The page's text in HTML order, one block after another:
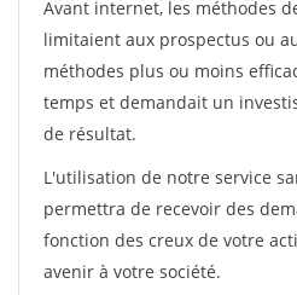
Avant internet, les méthodes
limitaient aux prospectus ou
méthodes plus ou moins
temps et demandait un
de résultat.
L'utilisation de notre service
permettra de recevoir des
fonction des creux de votre
avenir à votre société.